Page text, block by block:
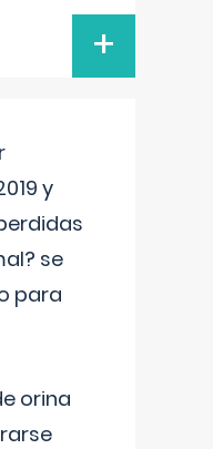
+
y
se
para
orina